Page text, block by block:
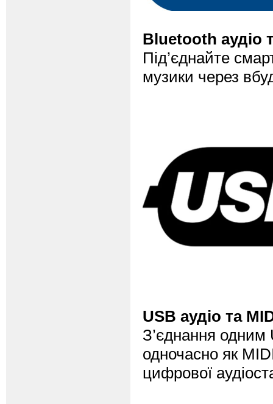
Bluetooth аудіо
Під’єднайте
музики через
USB аудіо та
З’єднання одним
одночасно як
цифрової